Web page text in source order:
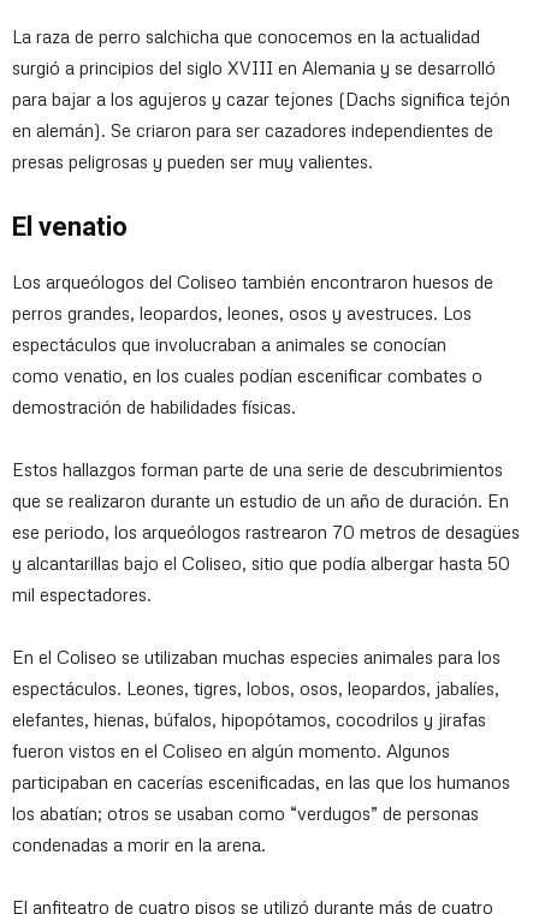
La raza de perro salchicha que conocemos en la actualidad
surgió a principios del siglo XVIII en Alemania y se desarrolló
para bajar a los agujeros y cazar tejones (Dachs significa tejón
en alemán). Se criaron para ser cazadores independientes de
presas peligrosas y pueden ser muy valientes.
El venatio
Los arqueólogos del Coliseo también encontraron huesos de
perros grandes, leopardos, leones, osos y avestruces. Los
espectáculos que involucraban a animales se conocían
como venatio, en los cuales podían escenificar combates o
demostración de habilidades físicas.
Estos hallazgos forman parte de una serie de descubrimientos
que se realizaron durante un estudio de un año de duración. En
ese periodo, los arqueólogos rastrearon 70 metros de desagües
y alcantarillas bajo el Coliseo, sitio que podía albergar hasta 50
mil espectadores.
En el Coliseo se utilizaban muchas especies animales para los
espectáculos. Leones, tigres, lobos, osos, leopardos, jabalíes,
elefantes, hienas, búfalos, hipopótamos, cocodrilos y jirafas
fueron vistos en el Coliseo en algún momento. Algunos
participaban en cacerías escenificadas, en las que los humanos
los abatían; otros se usaban como “verdugos” de personas
condenadas a morir en la arena.
El anfiteatro de cuatro pisos se utilizó durante más de cuatro